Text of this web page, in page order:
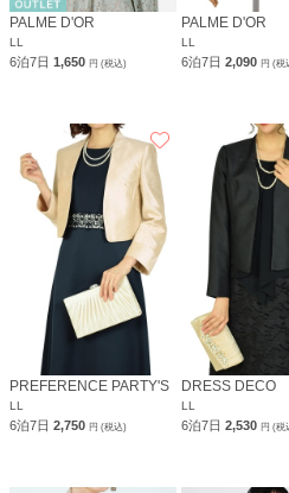
PALME D'OR
LL
6泊7日 1,650 円 (税込)
PALME D'OR
LL
6泊7日2,090円 (税
PREFERENCE PARTY'S
LL
6泊7日 2,750 円 (税込)
DRESS DECO
LL
6泊7日2,530円 (税